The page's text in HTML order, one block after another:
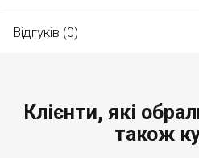
Відгуків (0)
Клієнти, які
також